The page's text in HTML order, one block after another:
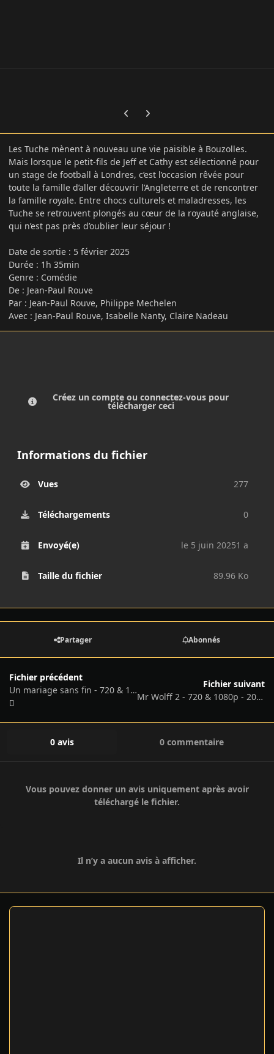
Previous carousel slide
Next carousel slide
Les Tuche mènent à nouveau une vie paisible à Bouzolles.
Mais lorsque le petit-fils de Jeff et Cathy est sélectionné pour
un stage de football à Londres, c’est l’occasion rêvée pour
toute la famille d’aller découvrir l’Angleterre et de rencontrer
la famille royale. Entre chocs culturels et maladresses, les
Tuche se retrouvent plongés au cœur de la royauté anglaise,
qui n’est pas près d’oublier leur séjour !
Date de sortie : 5 février 2025
Durée : 1h 35min
Genre : Comédie
De : Jean-Paul Rouve
Par : Jean-Paul Rouve, Philippe Mechelen
Avec : Jean-Paul Rouve, Isabelle Nanty, Claire Nadeau
Créez un compte ou connectez-vous pour
télécharger ceci
Informations du fichier
Vues 277
Téléchargements 0
Envoyé(e) le 5 juin 20251 a
Taille du fichier 89.96 Ko
Partager Abonnés
Fichier précédent
Un mariage sans fin - 720 & 1080p - 2025
Fichier suivant
Mr Wolff 2 - 720 & 1080p - 2025
0 avis 0 commentaire
Vous pouvez donner un avis uniquement après avoir
téléchargé le fichier.
Il n’y a aucun avis à afficher.